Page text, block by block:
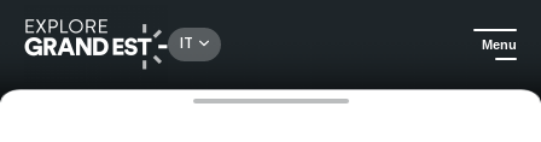
IT Menu
La Rivista Il top degli alloggi insoliti nella Francia orientale!